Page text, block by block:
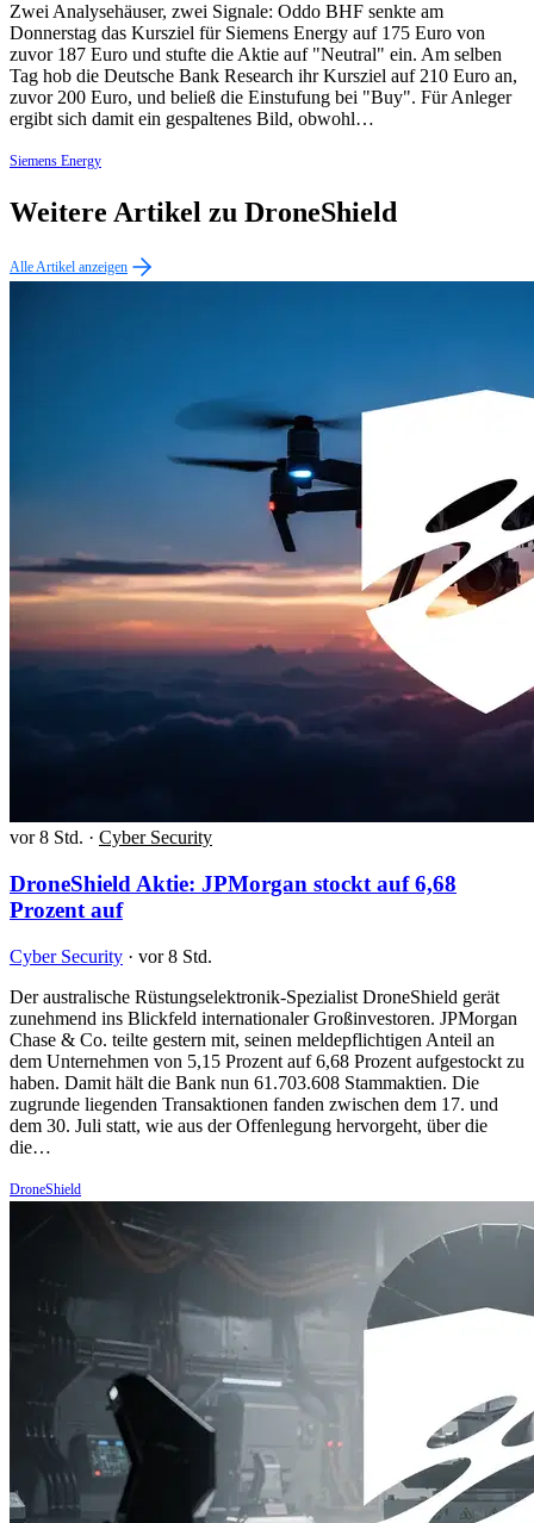
Zwei Analysehäuser, zwei Signale: Oddo BHF senkte am
Donnerstag das Kursziel für Siemens Energy auf 175 Euro von
zuvor 187 Euro und stufte die Aktie auf "Neutral" ein. Am selben
Tag hob die Deutsche Bank Research ihr Kursziel auf 210 Euro an,
zuvor 200 Euro, und beließ die Einstufung bei "Buy". Für Anleger
ergibt sich damit ein gespaltenes Bild, obwohl…
Siemens Energy
Weitere Artikel zu DroneShield
Alle Artikel anzeigen
vor 8 Std. · Cyber Security
DroneShield Aktie: JPMorgan stockt auf 6,68
Prozent auf
Cyber Security · vor 8 Std.
Der australische Rüstungselektronik-Spezialist DroneShield gerät
zunehmend ins Blickfeld internationaler Großinvestoren. JPMorgan
Chase & Co. teilte gestern mit, seinen meldepflichtigen Anteil an
dem Unternehmen von 5,15 Prozent auf 6,68 Prozent aufgestockt zu
haben. Damit hält die Bank nun 61.703.608 Stammaktien. Die
zugrunde liegenden Transaktionen fanden zwischen dem 17. und
dem 30. Juli statt, wie aus der Offenlegung hervorgeht, über die
die…
DroneShield